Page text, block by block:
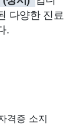
다양한 진료
.
격증 소지